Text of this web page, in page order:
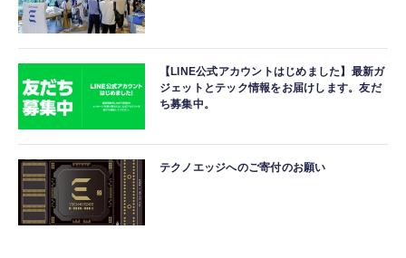
【LINE公式アカウントはじめました】最新ガ
ジェットとテック情報をお届けします。友だ
ち募集中。
テクノエッジへのご寄付のお願い